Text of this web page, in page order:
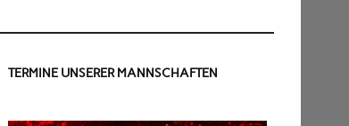
TERMINE UNSERER MANNSCHAFTEN